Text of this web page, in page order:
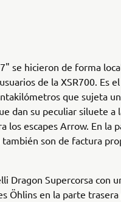
se hicieron de forma
de la XSR700. Es
que sujeta
dan su peculiar siluete
los escapes Arrow. En la
son de factura
Dragon Supercorsa con
Öhlins en la parte